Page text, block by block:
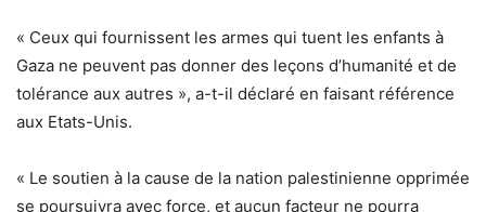
« Ceux qui fournissent les armes qui tuent les enfants à
Gaza ne peuvent pas donner des leçons d’humanité et de
tolérance aux autres », a-t-il déclaré en faisant référence
aux Etats-Unis.
« Le soutien à la cause de la nation palestinienne opprimée
se poursuivra avec force, et aucun facteur ne pourra